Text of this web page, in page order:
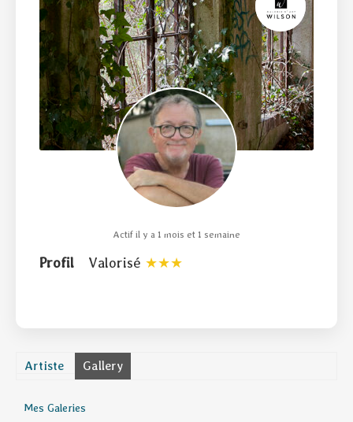
Actif il y a 1 mois et 1 semaine
Profil Valorisé
Artiste Gallery
Mes Galeries